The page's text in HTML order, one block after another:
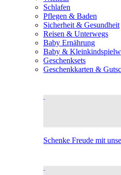
Schlafen
Pflegen & Baden
Sicherheit & Gesundheit
Reisen & Unterwegs
Baby Ernährung
Baby &
Geschenksets
Geschenkkarten &
Schenke Freude mit